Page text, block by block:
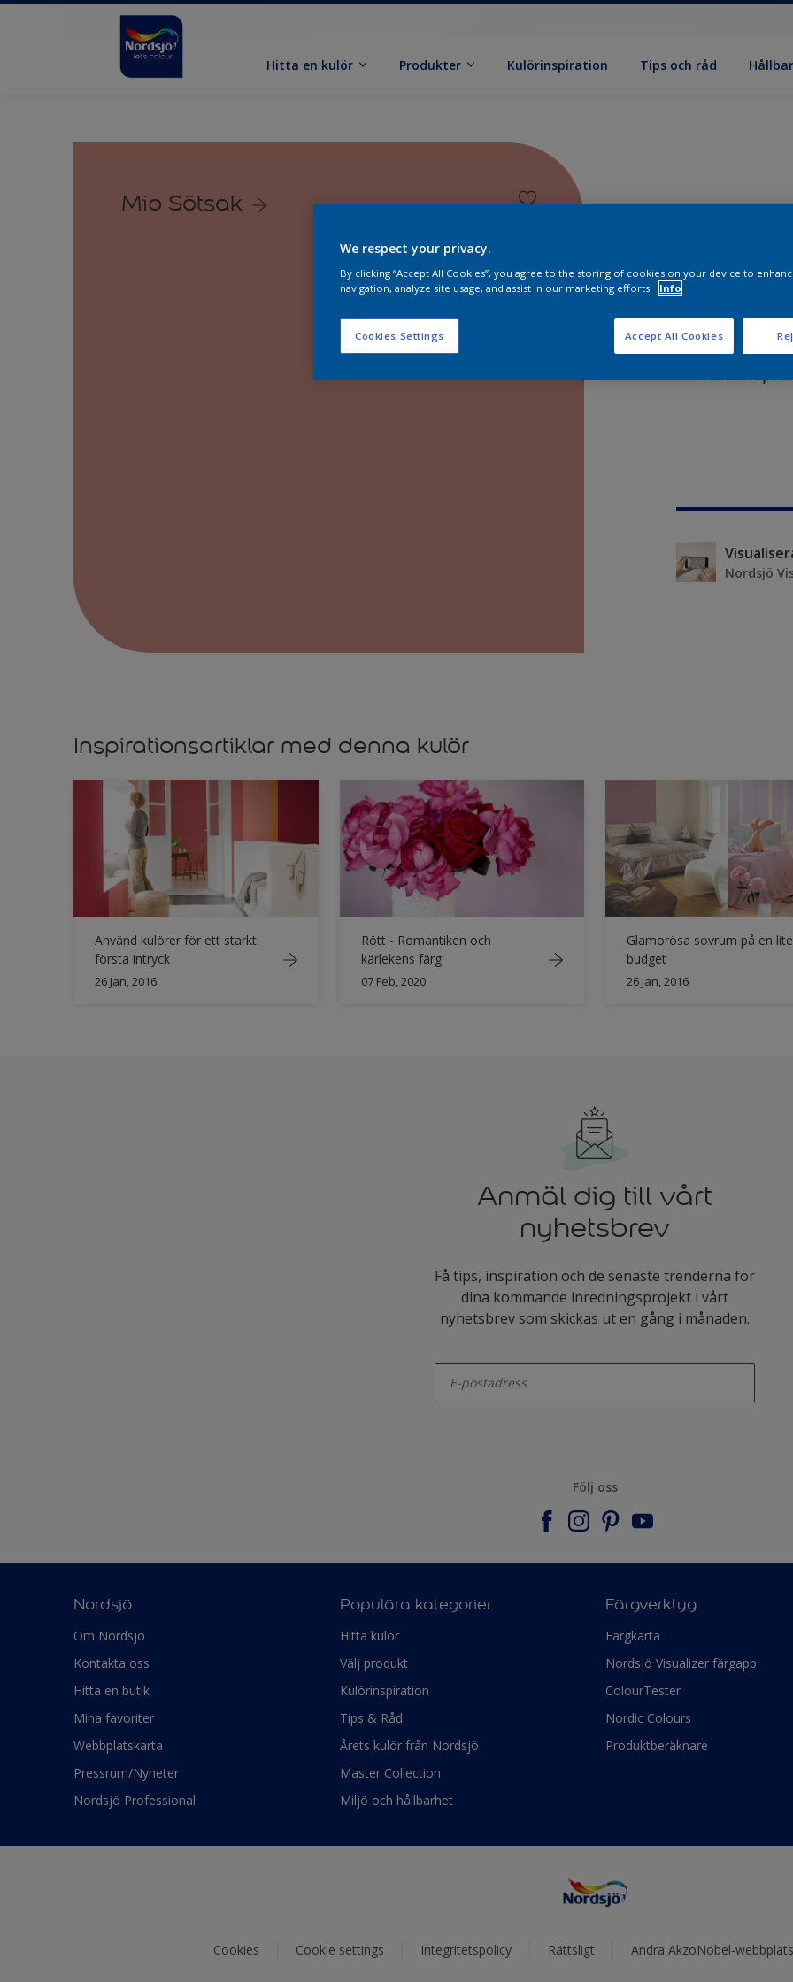
Hitta en kulör Produkter Kulörinspiration Tips och råd
Mio Sötsak
Hitta
Nordsjö
Inspirationsartiklar med denna kulör
Använd kulörer för ett starkt
första intryck
26 Jan, 2016
Rött - Romantiken och
kärlekens färg
07 Feb, 2020
Glamorösa sovrum på en
budget
26 Jan, 2016
Anmäl dig till vårt
nyhetsbrev
Få tips, inspiration och de senaste trenderna för
dina kommande inredningsprojekt i vårt
nyhetsbrev som skickas ut en gång i månaden.
Följ oss
Nordsjö
Om Nordsjö
Kontakta oss
Hitta en butik
Mina favoriter
Webbplatskarta
Pressrum/Nyheter
Nordsjö Professional
Populära kategorier
Hitta kulör
Välj produkt
Kulörinspiration
Tips & Råd
Årets kulör från Nordsjö
Master Collection
Miljö och hållbarhet
Färgverktyg
Färgkarta
Nordsjö Visualizer färgapp
ColourTester
Nordic Colours
Produktberäknare
Cookies Cookie settings Integritetspolicy Rättsligt Andra AkzoNobel-
We respect your privacy.
By clicking “Accept All Cookies”, you agree to the storing of cookies on your device to
navigation, analyze site usage, and assist in our marketing efforts.
Info
Cookies Settings Accept All Cookies